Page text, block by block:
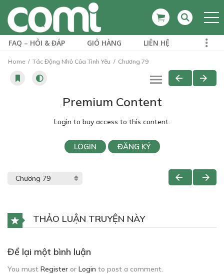
FAQ – HỎI & ĐÁP GIỎ HÀNG LIÊN HỆ
Home Tác Động Nhỏ Của Tình Yêu Chương 79
Premium Content
Login to buy access to this content.
LOGIN ĐĂNG KÝ
THẢO LUẬN TRUYỆN NÀY
Để lại một bình luận
You must Register or Login to post a comment.